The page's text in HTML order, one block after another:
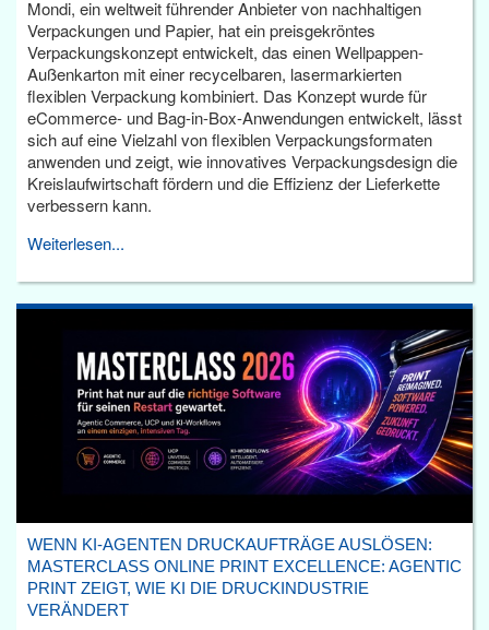
Mondi, ein weltweit führender Anbieter von nachhaltigen
Verpackungen und Papier, hat ein preisgekröntes
Verpackungskonzept entwickelt, das einen Wellpappen-
Außenkarton mit einer recycelbaren, lasermarkierten
flexiblen Verpackung kombiniert. Das Konzept wurde für
eCommerce- und Bag-in-Box-Anwendungen entwickelt, lässt
sich auf eine Vielzahl von flexiblen Verpackungsformaten
anwenden und zeigt, wie innovatives Verpackungsdesign die
Kreislaufwirtschaft fördern und die Effizienz der Lieferkette
verbessern kann.
Weiterlesen...
WENN KI-AGENTEN DRUCKAUFTRÄGE AUSLÖSEN:
MASTERCLASS ONLINE PRINT EXCELLENCE: AGENTIC
PRINT ZEIGT, WIE KI DIE DRUCKINDUSTRIE
VERÄNDERT